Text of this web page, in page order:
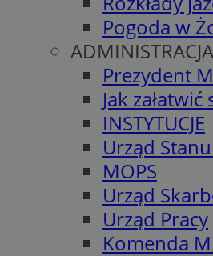
Pogoda w
ADMINISTRACJA
Prezydent
Jak
INSTYTUCJE
Urząd
MOPS
Urząd
Urząd Pracy
Komenda